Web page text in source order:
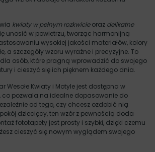
kwiaty w pełnym rozkwicieoraz delikatne
unosić w powietrzu, tworząc harmonijną
wysokiej jakości materiałów, kolory
a szczegóły wzoru wyraźne i precyzyjne. To
osób, które pragną wprowadzić do swojego
i cieszyć się ich pięknem każdego dnia.
Wesołe Kwiaty i Motyle jest dostępna w
co pozwala na idealne dopasowanie do
od tego, czy chcesz ozdobić nią
dziecięcy, ten wzór z pewnością doda
fototapety jest prosty i szybki, dzięki czemu
cieszyć się nowym wyglądem swojego